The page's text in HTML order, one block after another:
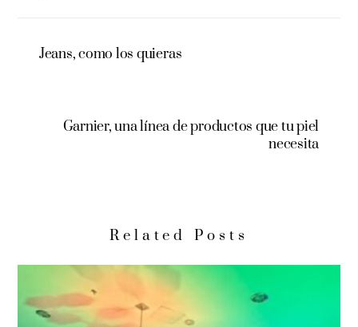
Jeans, como los quieras
Garnier, una línea de productos que tu piel
necesita
Related Posts